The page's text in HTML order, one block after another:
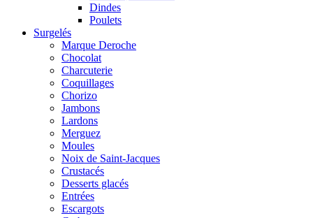
Dindes
Poulets
Surgelés
Marque Deroche
Chocolat
Charcuterie
Coquillages
Chorizo
Jambons
Lardons
Merguez
Moules
Noix de Saint-Jacques
Crustacés
Desserts glacés
Entrées
Escargots